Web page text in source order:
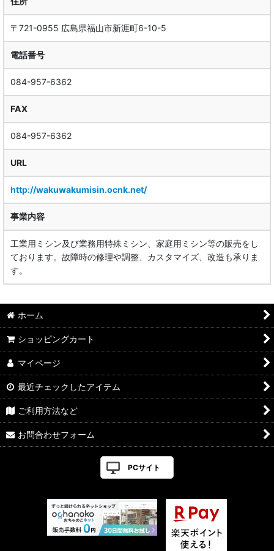
〒721-0955 広島県福山市新涯町6-10-5
電話番号
084-957-6362
FAX
084-957-6362
URL
http://wakuwakumisin.ocnk.net/
事業内容
工業用ミシン及び業務用特殊ミシン、家庭用ミシン等の販売をし
ております。故障時の修理や調整、カスタマイズ、改造も承りま
す。
ホーム
ショッピングカート
マイページ
最近チェックしたアイテム
ご利用方法など
お問合わせフォーム
PCサイト